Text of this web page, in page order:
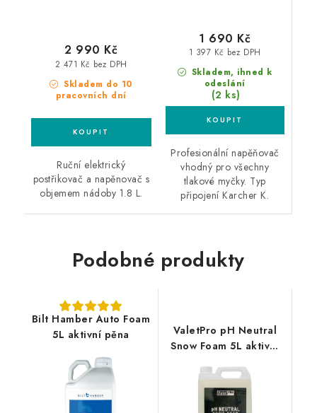
Skladem do 10
pracovních dní
2 471 Kč bez DPH
2 990 Kč
Ruční elektrický
postřikovač a napěnovač s
objemem nádoby 1.8 L.
Skladem, ihned k
odeslání
(2 ks)
1 397 Kč bez DPH
1 690 Kč
Profesionální napěňovač
vhodný pro všechny
tlakové myčky. Typ
připojení Karcher K.
Podobné produkty
Bilt Hamber Auto Foam
5L aktivní pěna
ValetPro pH Neutral
Snow Foam 5L aktivní